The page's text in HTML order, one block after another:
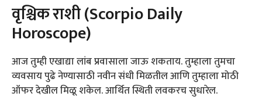
वृश्चिक राशी (Scorpio Daily
Horoscope)
आज तुम्ही एखाद्या लांब प्रवासाला जाऊ शकताय. तुम्हाला तुमचा
व्यवसाय पुढे नेण्यासाठी नवीन संधी मिळतील आणि तुम्हाला मोठी
ऑफर देखील मिळू शकेल. आर्थित स्थिती लवकरच सुधारेल.